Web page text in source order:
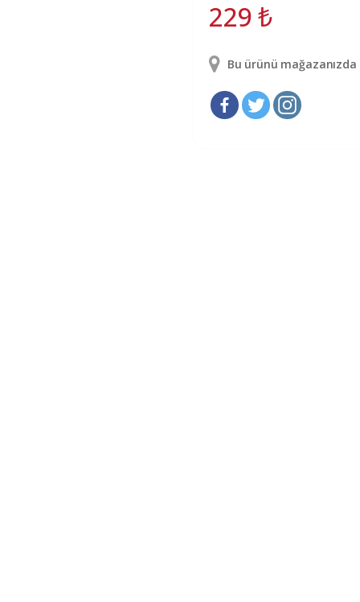
229₺
Bu ürünü